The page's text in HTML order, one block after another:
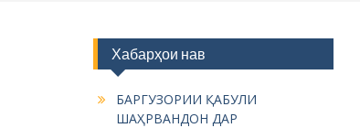
Хабарҳои нав
БАРГУЗОРИИ ҚАБУЛИ
ШАҲРВАНДОН ДАР